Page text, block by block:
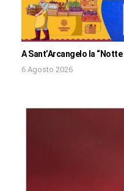
A Sant’Arcangelo la
6 Agosto 2026